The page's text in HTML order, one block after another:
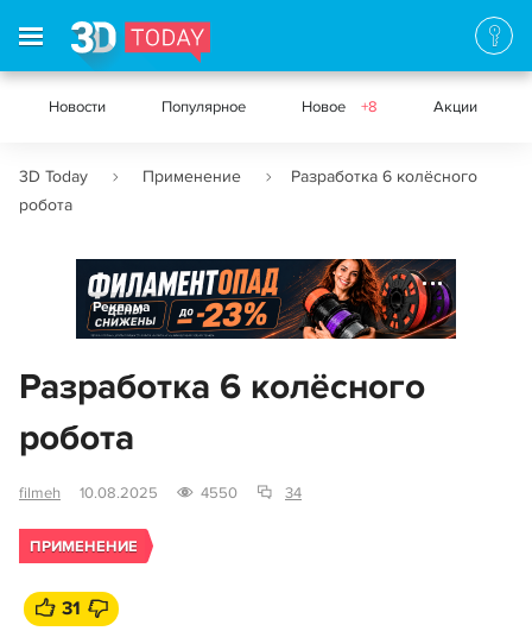
Новости Популярное Новое +8 Акции
3D Today Применение
Разработка 6 колёсного
робота
Реклама
Разработка 6 колёсного
робота
filmeh 10.08.2025 4550 34
ПРИМЕНЕНИЕ
31